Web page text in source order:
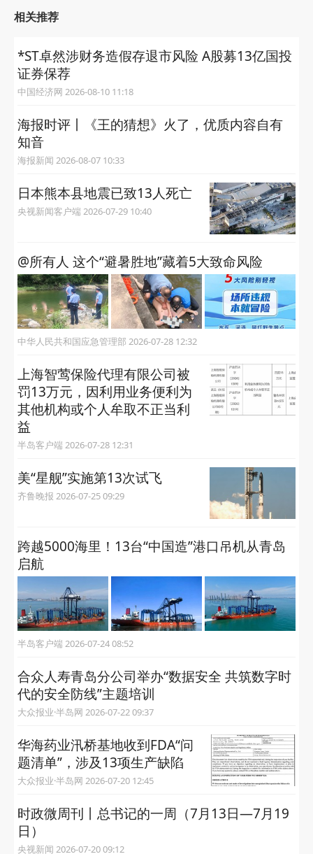
相关推荐
*ST卓然涉财务造假存退市风险 A股募13亿国投
证券保荐
中国经济网 2026-08-10 11:18
海报时评丨《王的猜想》火了，优质内容自有
知音
海报新闻 2026-08-07 10:33
日本熊本县地震已致13人死亡
央视新闻客户端 2026-07-29 10:40
@所有人 这个“避暑胜地”藏着5大致命风险
中华人民共和国应急管理部 2026-07-28 12:32
上海智莺保险代理有限公司被
罚13万元，因利用业务便利为
其他机构或个人牟取不正当利
益
半岛客户端 2026-07-28 12:31
美“星舰”实施第13次试飞
齐鲁晚报 2026-07-25 09:29
跨越5000海里！13台“中国造”港口吊机从青岛
启航
半岛客户端 2026-07-24 08:52
合众人寿青岛分公司举办“数据安全 共筑数字时
代的安全防线”主题培训
大众报业·半岛网 2026-07-22 09:37
华海药业汛桥基地收到FDA“问
题清单”，涉及13项生产缺陷
大众报业·半岛网 2026-07-20 12:45
时政微周刊丨总书记的一周（7月13日—7月19
日）
央视新闻 2026-07-20 09:12